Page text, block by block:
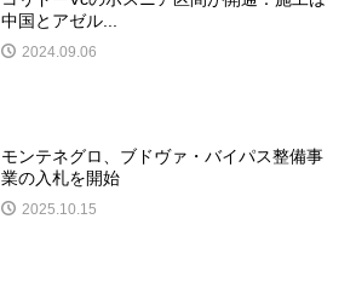
中国とアゼル...
2024.09.06
モンテネグロ、ブドヴァ・バイパス整備事
業の入札を開始
2025.10.15